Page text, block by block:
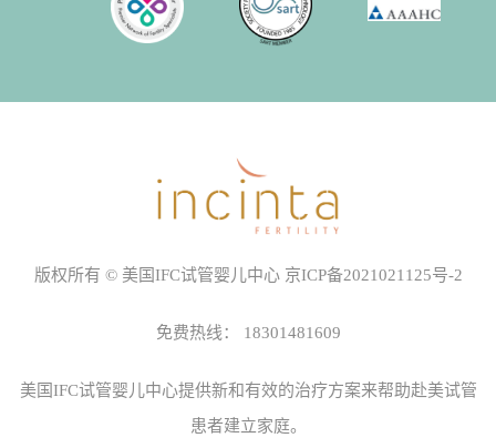
版权所有 © 美国IFC试管婴儿中心 京ICP备2021021125号-2
免费热线： 18301481609
美国IFC试管婴儿中心提供新和有效的治疗方案来帮助赴美试管
患者建立家庭。